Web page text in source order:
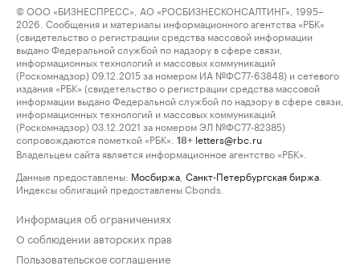
© ООО «БИЗНЕСПРЕСС», АО «РОСБИЗНЕСКОНСАЛТИНГ», 1995–
2026. Сообщения и материалы информационного агентства «РБК»
(свидетельство о регистрации средства массовой информации
выдано Федеральной службой по надзору в сфере связи,
информационных технологий и массовых коммуникаций
(Роскомнадзор) 09.12.2015 за номером ИА №ФС77-63848) и сетевого
издания «РБК» (свидетельство о регистрации средства массовой
информации выдано Федеральной службой по надзору в сфере связи,
информационных технологий и массовых коммуникаций
(Роскомнадзор) 03.12.2021 за номером ЭЛ №ФС77-82385)
сопровождаются пометкой «РБК».
18+ letters@rbc.ru
Владельцем сайта является информационное агентство «РБК».
Данные предоставлены: Мосбиржа Санкт-Петербургская биржа
Индексы облигаций предоставлены Cbonds.
Информация об ограничениях
О соблюдении авторских прав
Пользовательское соглашение